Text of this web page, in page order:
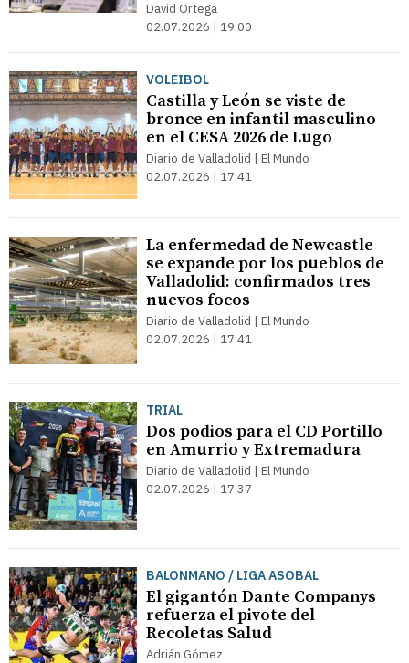
David Ortega
02.07.2026 | 19:00
VOLEIBOL
Castilla y León se viste de
bronce en infantil masculino
en el CESA 2026 de Lugo
Diario de Valladolid | El Mundo
02.07.2026 | 17:41
La enfermedad de Newcastle
se expande por los pueblos de
Valladolid: confirmados tres
nuevos focos
Diario de Valladolid | El Mundo
02.07.2026 | 17:41
TRIAL
Dos podios para el CD Portillo
en Amurrio y Extremadura
Diario de Valladolid | El Mundo
02.07.2026 | 17:37
BALONMANO / LIGA ASOBAL
El gigantón Dante Companys
refuerza el pivote del
Recoletas Salud
Adrián Gómez